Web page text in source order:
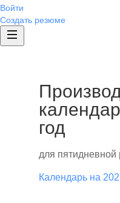
Войти
Создать резюме
год
для пятидневной
Календарь на